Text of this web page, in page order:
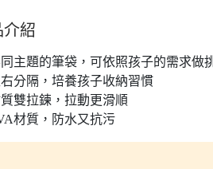
介紹
主題的筆袋，可依照孩子的需求做
分隔，培養孩子收納習慣
雙拉鍊，拉動更滑順
材質，防水又抗污